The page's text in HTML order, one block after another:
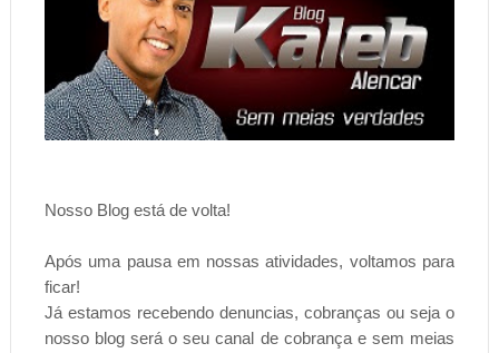
Nosso Blog está de volta!
Após uma pausa em nossas atividades, voltamos para
ficar!
Já estamos recebendo denuncias, cobranças ou seja o
nosso blog será o seu canal de cobrança e sem meias